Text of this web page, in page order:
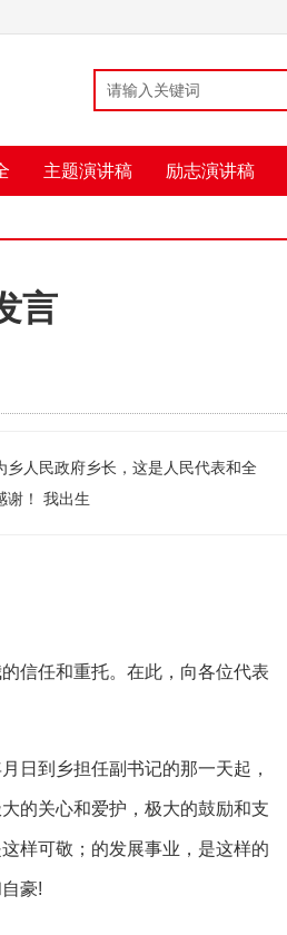
主题演讲稿 励志演讲稿
言
人民政府乡长，这是人民代表和全
谢！ 我出生
信任和重托。在此，向各位代表
日到乡担任副书记的那一天起，
的关心和爱护，极大的鼓励和支
样可敬；的发展事业，是这样的
豪!